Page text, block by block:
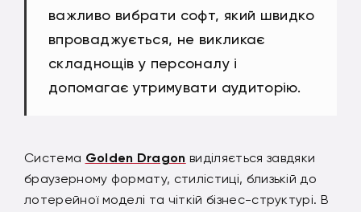
важливо вибрати софт, який швидко
впроваджується, не викликає
складнощів у персоналу і
допомагає утримувати аудиторію.
Система Golden Dragon виділяється завдяки
браузерному формату, стилістиці, близькій до
лотерейної моделі та чіткій бізнес-структурі. В